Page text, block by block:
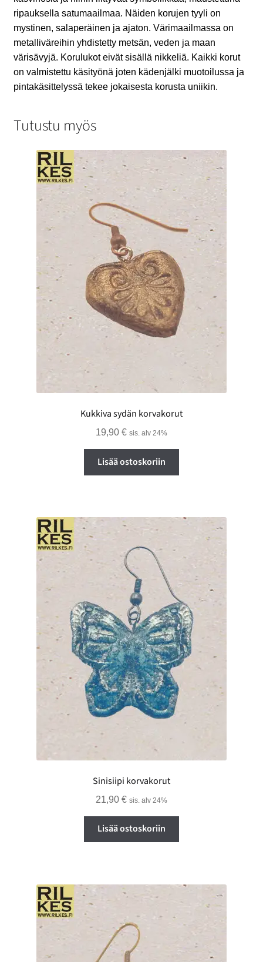
ripauksella satumaailmaa. Näiden korujen tyyli on
mystinen, salaperäinen ja ajaton. Värimaailmassa on
metalliväreihin yhdistetty metsän, veden ja maan
värisävyjä. Korulukot eivät sisällä nikkeliä. Kaikki korut
on valmistettu käsityönä joten kädenjälki muotoilussa ja
pintakäsittelyssä tekee jokaisesta korusta uniikin.
Tutustu myös
Kukkiva sydän korvakorut
19,90 € sis. alv 24%
Lisää ostoskoriin
Sinisiipi korvakorut
21,90 € sis. alv 24%
Lisää ostoskoriin